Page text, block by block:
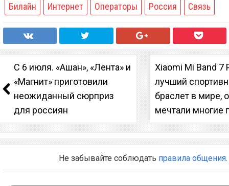
Билайн Интернет Операторы Россия Связь
С 6 июля. «Ашан», «Лента» и
«Магнит» приготовили
неожиданный сюрприз
для россиян
Xiaomi Mi Band 7
лучший
браслет в мире,
мечтали многие
Не забывайте соблюдать правила общения.